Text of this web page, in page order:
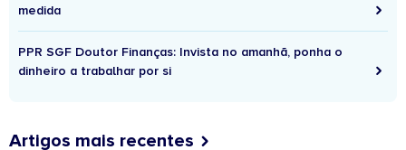
medida
PPR SGF Doutor Finanças: Invista no amanhã, ponha o
dinheiro a trabalhar por si
Artigos mais recentes